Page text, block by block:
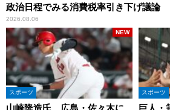
政治日程でみる消費税率引き下げ議論
2026.08.06
スポーツ
山崎隆造氏、広島・佐々木に
NEW
スポーツ
巨人・